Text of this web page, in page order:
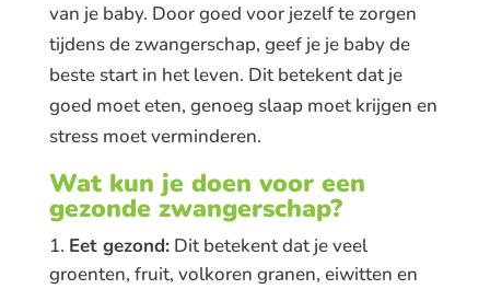
van je baby. Door goed voor jezelf te zorgen
tijdens de zwangerschap, geef je je baby de
beste start in het leven. Dit betekent dat je
goed moet eten, genoeg slaap moet krijgen en
stress moet verminderen.
Wat kun je doen voor een
gezonde zwangerschap?
Eet gezond:Dit betekent dat je veel
groenten, fruit, volkoren granen, eiwitten en